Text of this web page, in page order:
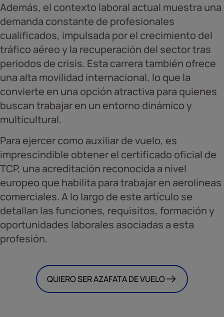
Además, el contexto laboral actual muestra una
demanda constante de profesionales
cualificados, impulsada por el crecimiento del
tráfico aéreo y la recuperación del sector tras
periodos de crisis. Esta carrera también ofrece
una alta movilidad internacional, lo que la
convierte en una opción atractiva para quienes
buscan trabajar en un entorno dinámico y
multicultural.
Para ejercer como auxiliar de vuelo, es
imprescindible obtener el certificado oficial de
TCP, una acreditación reconocida a nivel
europeo que habilita para trabajar en aerolíneas
comerciales. A lo largo de este artículo se
detallan las funciones, requisitos, formación y
oportunidades laborales asociadas a esta
profesión.
QUIERO SER AZAFATA DE VUELO